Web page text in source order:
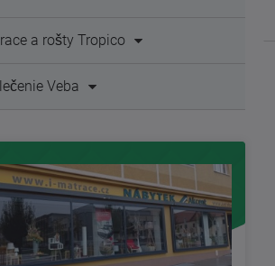
a rošty Tropico
Veba